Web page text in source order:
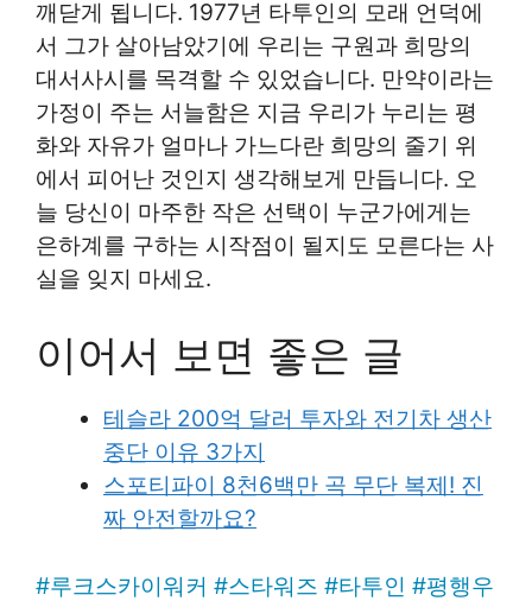
깨닫게 됩니다. 1977년 타투인의 모래 언덕에
서 그가 살아남았기에 우리는 구원과 희망의
대서사시를 목격할 수 있었습니다. 만약이라는
가정이 주는 서늘함은 지금 우리가 누리는 평
화와 자유가 얼마나 가느다란 희망의 줄기 위
에서 피어난 것인지 생각해보게 만듭니다. 오
늘 당신이 마주한 작은 선택이 누군가에게는
은하계를 구하는 시작점이 될지도 모른다는 사
실을 잊지 마세요.
이어서 보면 좋은 글
테슬라 200억 달러 투자와 전기차 생산
중단 이유 3가지
스포티파이 8천6백만 곡 무단 복제! 진
짜 안전할까요?
#루크스카이워커 #스타워즈 #타투인 #평행우